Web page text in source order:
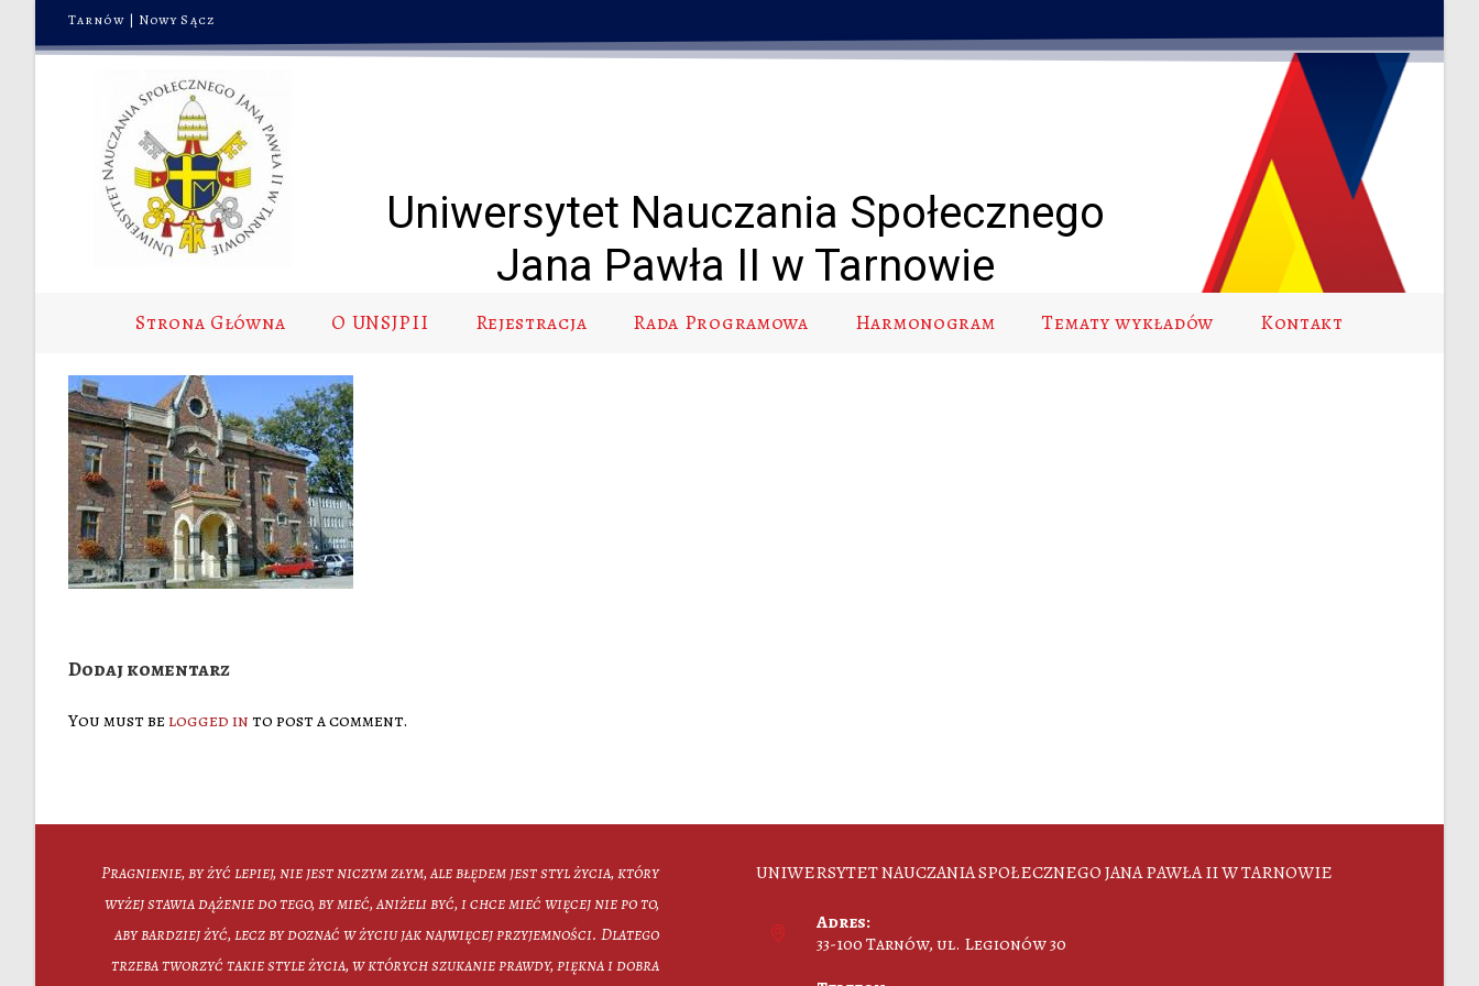
Tarnów | Nowy Sącz
Uniwersytet Nauczania Społecznego
Jana Pawła II w Tarnowie
Strona Główna O UNSJPII Rejestracja Rada Programowa Harmonogram Tematy wykładów Kontakt
Dodaj komentarz
You must belogged in to post a comment.
Pragnienie, by żyć lepiej, nie jest niczym złym, ale błędem jest styl życia, który
wyżej stawia dążenie do tego, by mieć, aniżeli być, i chce mieć więcej nie po to,
aby bardziej żyć, lecz by doznać w życiu jak najwięcej przyjemności. Dlatego
trzeba tworzyć takie style życia, w których szukanie prawdy, piękna i dobra
UNIWERSYTET NAUCZANIA SPOŁECZNEGO JANA PAWŁA II W TARNOWIE
Adres:
33-100 Tarnów, ul. Legionów 30